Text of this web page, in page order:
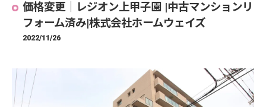
価格変更｜レジオン上甲子園 |中古マンションリ
フォーム済み|株式会社ホームウェイズ
2022/11/26